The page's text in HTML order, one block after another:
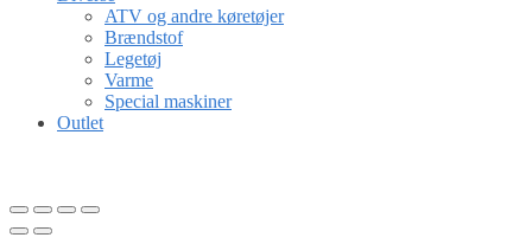
ATV og andre køretøjer
Brændstof
Legetøj
Varme
Special maskiner
Outlet